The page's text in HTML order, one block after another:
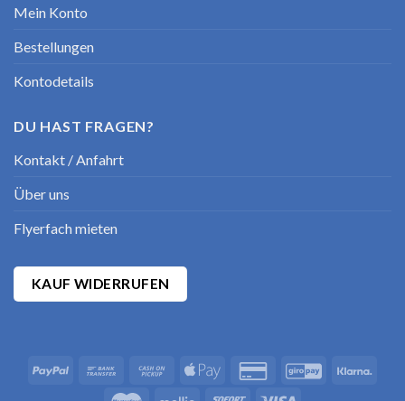
Mein Konto
Bestellungen
Kontodetails
DU HAST FRAGEN?
Kontakt / Anfahrt
Über uns
Flyerfach mieten
KAUF WIDERRUFEN